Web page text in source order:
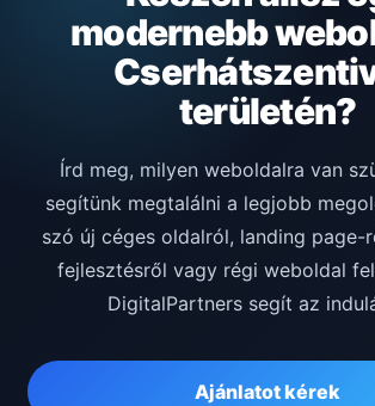
modernebb
területén?
Írd meg, milyen weboldalra van
segítünk megtalálni a legjobb
szó új céges oldalról, landing page-
fejlesztésről vagy régi weboldal
DigitalPartners segít az
Ajánlatot kérek